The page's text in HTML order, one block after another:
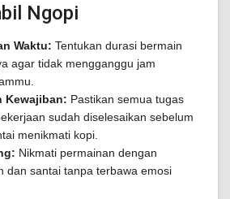
Ngopi
Waktu: Tentukan durasi bermain
agar tidak mengganggu jam
Kewajiban: Pastikan semua tugas
sudah diselesaikan sebelum
menikmati kopi.
Nikmati permainan dengan
dan santai tanpa terbawa emosi